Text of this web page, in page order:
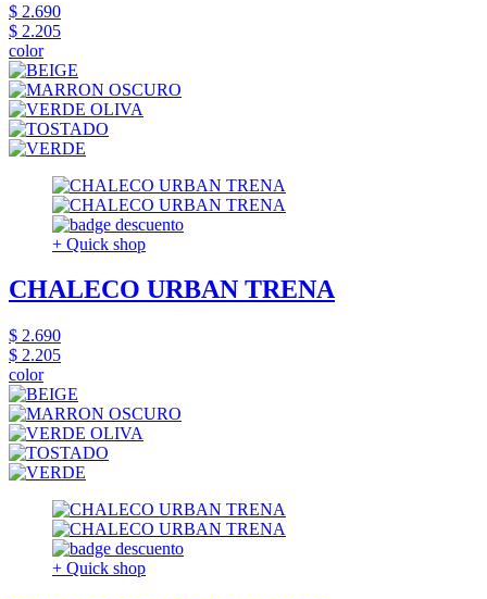
$ 2.690
$ 2.205
color
+ Quick shop
CHALECO URBAN TRENA
$ 2.690
$ 2.205
color
+ Quick shop